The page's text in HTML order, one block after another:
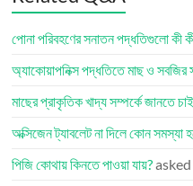
পোনা পরিবহণের সনাতন পদ্ধতিগুলো কী
অ্যাকোয়াপনিক্স পদ্ধতিতে মাছ ও সবজির
মাছের প্রাকৃতিক খাদ্য সম্পর্কে জানতে চাই
অক্সিজেন ট্যাবলেট না দিলে কোন সমস্যা
পিজি কোথায় কিনতে পাওয়া যায়?